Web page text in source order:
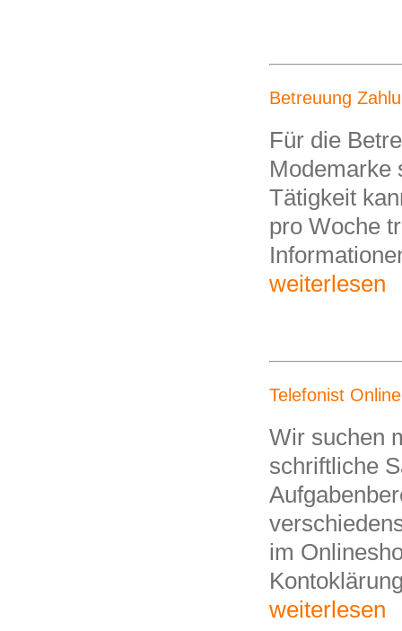
Betreuung
Für die
Modemarke
Tätigkeit
pro Woche
weiterlesen
Telefonist
Wir suchen
schriftliche
im
weiterlesen